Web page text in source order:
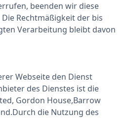
beenden wir diese
Rechtmäßigkeit der bis
Verarbeitung bleibt davon
Webseite den Dienst
des Dienstes ist die
Gordon House,Barrow
die Nutzung des